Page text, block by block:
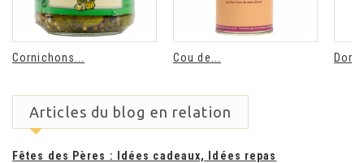
Cornichons... Cou de...
Articles du blog en relation
Fêtes des Pères : Idées cadeaux, Idées repas